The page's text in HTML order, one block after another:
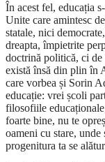
În acest fel, educația
Unite care amintesc
statale, nici
dreapta, împietrite
doctrină politică, ci de
există însă din plin în
care vorbea și Sorin
educație: vrei școli
filosofiile
foarte bine, nu te
oameni cu stare,
progenitura ta se